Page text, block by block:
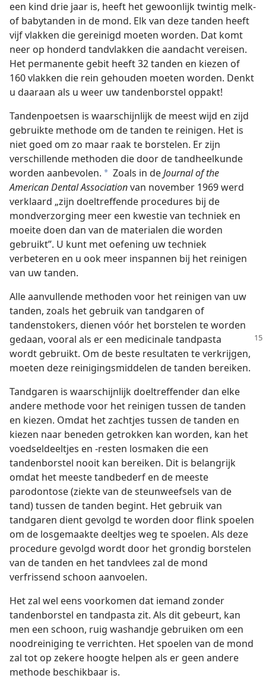
een kind drie jaar is, heeft het gewoonlijk twintig melk-
of babytanden in de mond. Elk van deze tanden heeft
vijf vlakken die gereinigd moeten worden. Dat komt
neer op honderd tandvlakken die aandacht vereisen.
Het permanente gebit heeft 32 tanden en kiezen of
160 vlakken die rein gehouden moeten worden. Denkt
u daaraan als u weer uw tandenborstel oppakt!
Tandenpoetsen is waarschijnlijk de meest wijd en zijd
gebruikte methode om de tanden te reinigen. Het is
niet goed om zo maar raak te borstelen. Er zijn
verschillende methoden die door de tandheelkunde
worden aanbevolen. a Zoals in deJournal of the
American Dental Associationvan november 1969 werd
verklaard „zijn doeltreffende procedures bij de
mondverzorging meer een kwestie van techniek en
moeite doen dan van de materialen die worden
gebruikt”. U kunt met oefening uw techniek
verbeteren en u ook meer inspannen bij het reinigen
van uw tanden.
Alle aanvullende methoden voor het reinigen van uw
tanden, zoals het gebruik van tandgaren of
tandenstokers, dienen vóór het borstelen te worden
gedaan, vooral als er een medicinale tandpasta
wordt gebruikt. Om de beste resultaten te verkrijgen,
moeten deze reinigingsmiddelen de tanden bereiken.
Tandgaren is waarschijnlijk doeltreffender dan elke
andere methode voor het reinigen tussen de tanden
en kiezen. Omdat het zachtjes tussen de tanden en
kiezen naar beneden getrokken kan worden, kan het
voedseldeeltjes en -resten losmaken die een
tandenborstel nooit kan bereiken. Dit is belangrijk
omdat het meeste tandbederf en de meeste
parodontose (ziekte van de steunweefsels van de
tand) tussen de tanden begint. Het gebruik van
tandgaren dient gevolgd te worden door flink spoelen
om de losgemaakte deeltjes weg te spoelen. Als deze
procedure gevolgd wordt door het grondig borstelen
van de tanden en het tandvlees zal de mond
verfrissend schoon aanvoelen.
Het zal wel eens voorkomen dat iemand zonder
tandenborstel en tandpasta zit. Als dit gebeurt, kan
men een schoon, ruig washandje gebruiken om een
noodreiniging te verrichten. Het spoelen van de mond
zal tot op zekere hoogte helpen als er geen andere
methode beschikbaar is.